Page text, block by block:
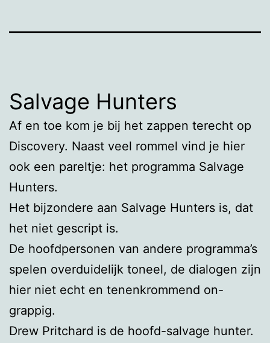
Salvage Hunters
Af en toe kom je bij het zappen terecht op
Discovery. Naast veel rommel vind je hier
ook een pareltje: het programma Salvage
Hunters.
Het bijzondere aan Salvage Hunters is, dat
het niet gescript is.
De hoofdpersonen van andere programma’s
spelen overduidelijk toneel, de dialogen zijn
hier niet echt en tenenkrommend on-
grappig.
Drew Pritchard is de hoofd-salvage hunter.